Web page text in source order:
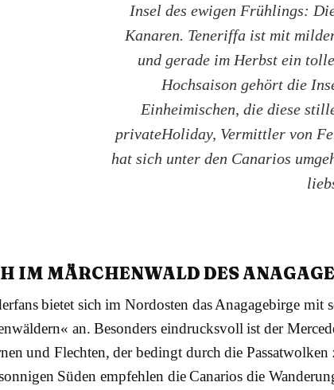
Insel des ewigen Frühlings:
Kanaren. Teneriffa ist mit
und gerade im Herbst ein
Hochsaison gehört die
Einheimischen, die diese
privateHoliday, Vermittler von
hat sich unter den Canarios
IM MÄRCHENWALD DES
bietet sich im Nordosten das Anagagebirge mit
an. Besonders eindrucksvoll ist der
und Flechten, der bedingt durch die Passatwolken
Süden empfehlen die Canarios die